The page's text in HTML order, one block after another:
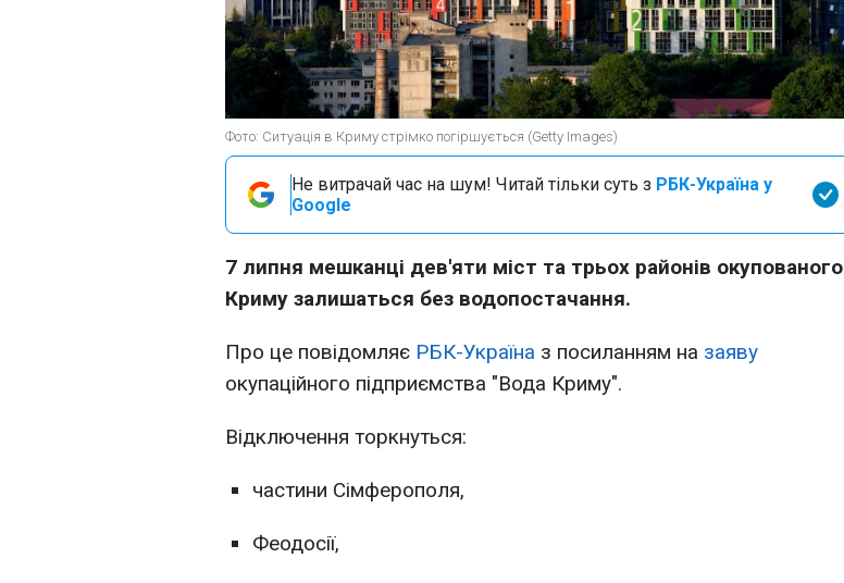
Фото: Ситуація в Криму стрімко погіршується (Getty Images)
Не витрачай час на шум! Читай тільки суть з РБК-Україна у
Google
7 липня мешканці дев'яти міст та трьох районів окупованого
Криму залишаться без водопостачання.
Про це повідомляє РБК-Україна з посиланням на заяву
окупаційного підприємства "Вода Криму".
Відключення торкнуться:
частини Сімферополя,
Феодосії,